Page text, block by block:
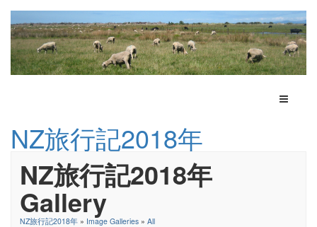
Toggle
NZ旅行記2018年
NZ旅行記2018年
Gallery
NZ旅行記2018年 » Image Galleries » All